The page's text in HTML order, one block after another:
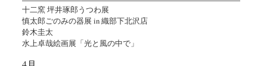
十二窯 坪井琢郎うつわ展
慎太郎ごのみの器展 in 織部下北沢店
鈴木圭太
水上卓哉絵画展「光と風の中で」